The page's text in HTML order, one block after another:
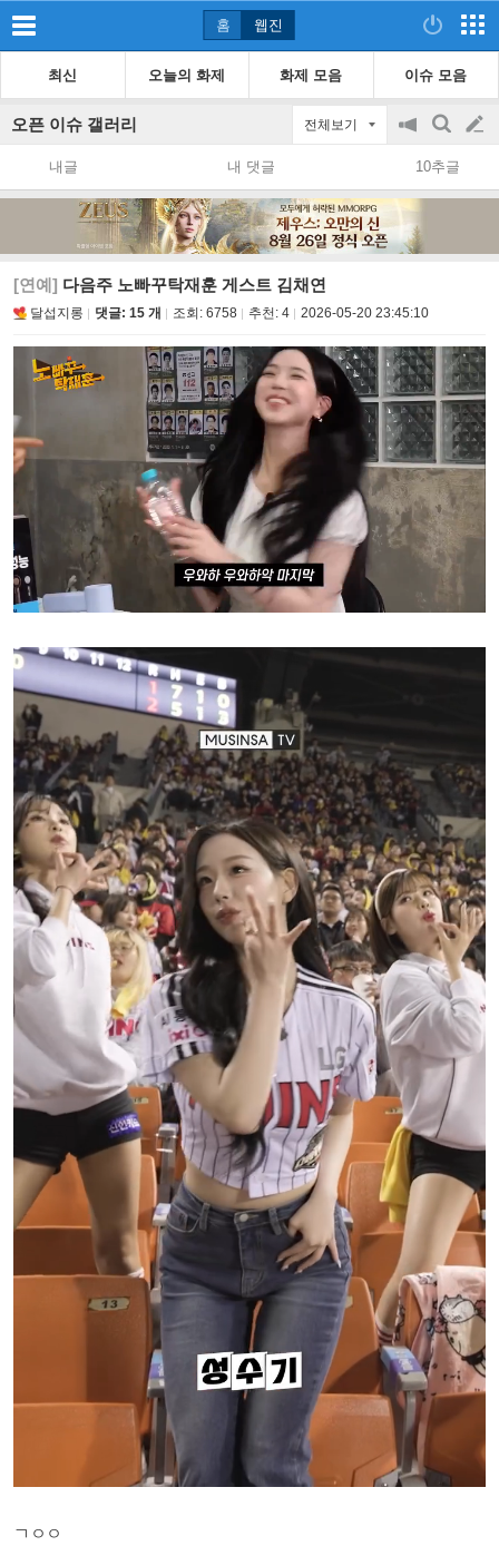
홈 웹진
최신 오늘의 화제 화제 모음 이슈 모음
오픈 이슈 갤러리 전체보기
공
지
on/off
검
색
글
쓰
내글 내 댓글 10추글
[연예] 다음주 노빠꾸탁재훈 게스트 김채연
달섭지롱 댓글: 15 개 조회: 6758 추천: 4 2026-05-20 23:45:10
ㄱㅇㅇ